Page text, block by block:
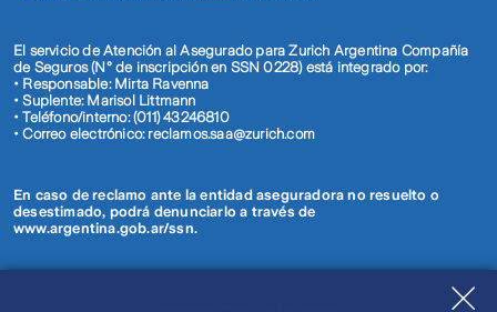
El servicio de Atención al Asegurado para Zurich Argentina Compañía
de Seguros (N° de inscripción en SSN 0228) está integrado por:
• Responsable: Mirta Ravenna
• Suplente: Marisol Littmann
• Teléfono/interno: (011) 43246810
• Correo electrónico: reclamos.saa@zurich.com
En caso de reclamo ante la entidad aseguradora no resuelto o
desestimado, podrá denunciarlo a través de
www.argentina.gob.ar/ssn.